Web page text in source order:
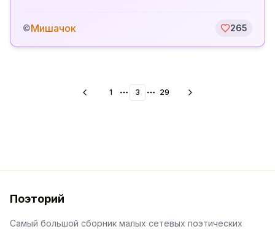
©Мишачок 265
1 More pages
3 More pages
29
Поэторий
Самый большой сборник малых сетевых поэтических